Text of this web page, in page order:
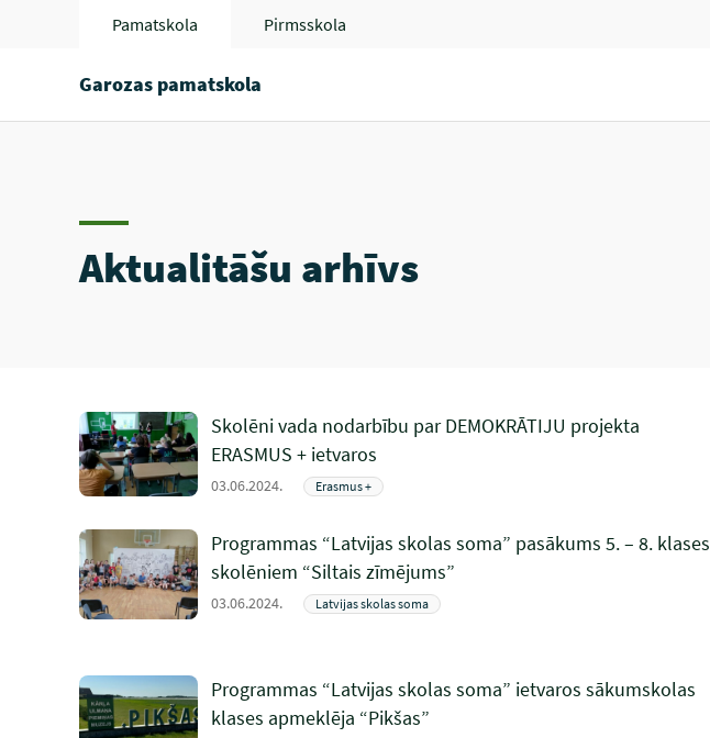
Pamatskola Pirmsskola
Garozas pamatskola
Aktualitāšu arhīvs
Skolēni vada nodarbību par DEMOKRĀTIJU projekta
ERASMUS + ietvaros
03.06.2024. Erasmus +
Programmas “Latvijas skolas soma” pasākums 5. – 8. klases
skolēniem “Siltais zīmējums”
03.06.2024. Latvijas skolas soma
Programmas “Latvijas skolas soma” ietvaros sākumskolas
klases apmeklēja “Pikšas”